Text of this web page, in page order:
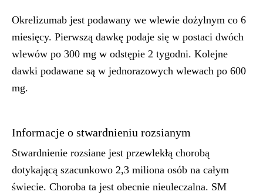
Okrelizumab jest podawany we wlewie dożylnym co 6
miesięcy. Pierwszą dawkę podaje się w postaci dwóch
wlewów po 300 mg w odstępie 2 tygodni. Kolejne
dawki podawane są w jednorazowych wlewach po 600
mg.
Informacje o stwardnieniu rozsianym
Stwardnienie rozsiane jest przewlekłą chorobą
dotykającą szacunkowo 2,3 miliona osób na całym
świecie. Choroba ta jest obecnie nieuleczalna. SM